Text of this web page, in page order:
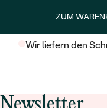
ZUM
Wir liefern den